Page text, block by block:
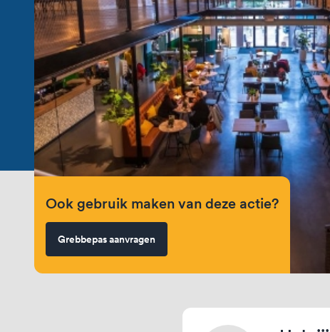
Ook gebruik maken van deze actie?
Grebbepas aanvragen